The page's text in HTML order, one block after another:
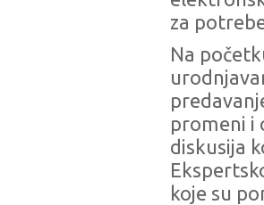
za
Na
promeni i
diskusija
koje su